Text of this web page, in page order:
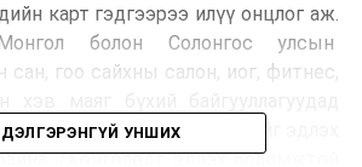
карт гэдгээрээ илүү онцлог аж.
болон Солонгос улсын
сан, гоо сайхны салон, иог, фитнес,
хүртэлх хувийн хөнгөлөлтийг эдлэх
/Хөнгөлөлт эдлэх боломжтой
ДЭЛГЭРЭНГҮЙ УНШИХ